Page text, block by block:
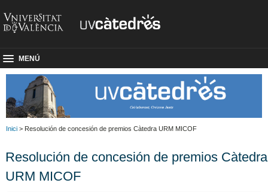
MENÚ
Inici > Resolución de concesión de premios Càtedra URM MICOF
Resolución de concesión de premios Càtedra
URM MICOF